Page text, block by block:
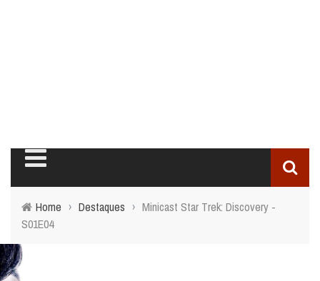
Home › Destaques › Minicast Star Trek: Discovery -
S01E04